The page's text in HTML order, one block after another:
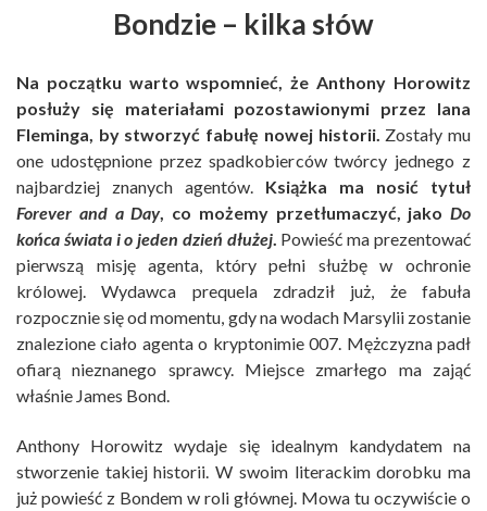
Bondzie – kilka słów
Na początku warto wspomnieć, że Anthony Horowitz
posłuży się materiałami pozostawionymi przez Iana
Fleminga, by stworzyć fabułę nowej historii. Zostały mu
one udostępnione przez spadkobierców twórcy jednego z
najbardziej znanych agentów. Książka ma nosić tytuł
Forever and a Day, co możemy przetłumaczyć, jako Do
końca świata i o jeden dzień dłużej. Powieść ma prezentować
pierwszą misję agenta, który pełni służbę w ochronie
królowej. Wydawca prequela zdradził już, że fabuła
rozpocznie się od momentu, gdy na wodach Marsylii zostanie
znalezione ciało agenta o kryptonimie 007. Mężczyzna padł
ofiarą nieznanego sprawcy. Miejsce zmarłego ma zająć
właśnie James Bond.
Anthony Horowitz wydaje się idealnym kandydatem na
stworzenie takiej historii. W swoim literackim dorobku ma
już powieść z Bondem w roli głównej. Mowa tu oczywiście o